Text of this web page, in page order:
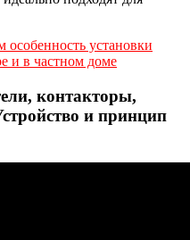
особенность установки
и в частном доме
контакторы,
и принцип